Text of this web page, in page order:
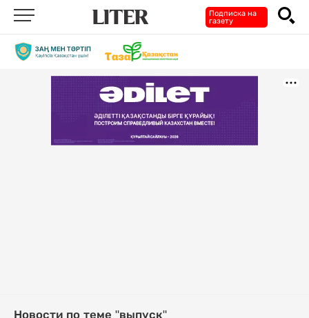
Подписка на
газету
Новости по теме "выпуск"